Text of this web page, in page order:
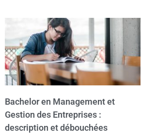
Bachelor en Management et
Gestion des Entreprises :
description et débouchées